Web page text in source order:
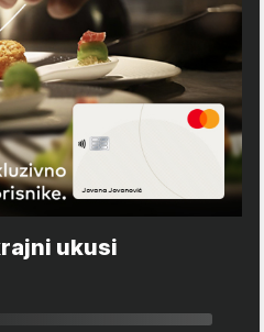
ukusi